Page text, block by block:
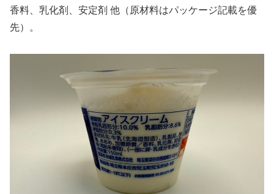
香料、乳化剤、安定剤 他（原材料はパッケージ記載を優
先）。